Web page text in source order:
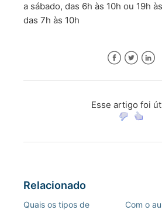
a sábado, das 6h às 10h ou 19h
das 7h às 10h
Esse artigo foi
Relacionado
Quais os tipos de
Com o